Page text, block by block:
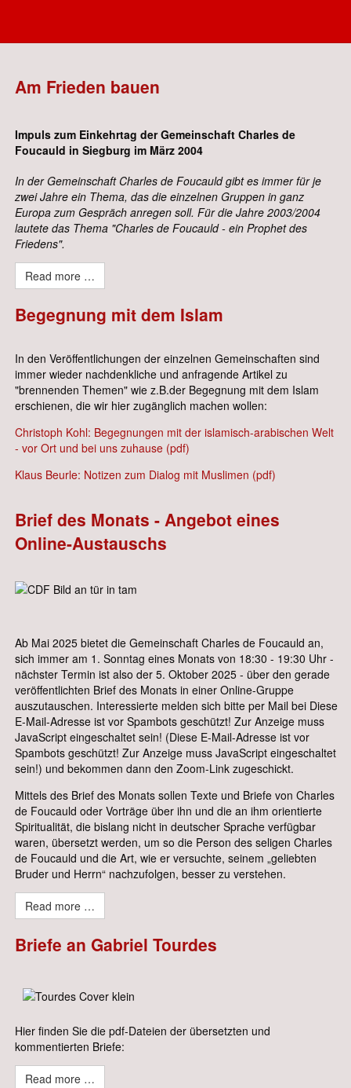
Am Frieden bauen
Impuls zum Einkehrtag der Gemeinschaft Charles de
Foucauld in Siegburg im März 2004
In der Gemeinschaft Charles de Foucauld gibt es immer für je
zwei Jahre ein Thema, das die einzelnen Gruppen in ganz
Europa zum Gespräch anregen soll. Für die Jahre 2003/2004
lautete das Thema "Charles de Foucauld - ein Prophet des
Friedens".
Read more …
Begegnung mit dem Islam
In den Veröffentlichungen der einzelnen Gemeinschaften sind
immer wieder nachdenkliche und anfragende Artikel zu
"brennenden Themen" wie z.B.der Begegnung mit dem Islam
erschienen, die wir hier zugänglich machen wollen:
Christoph Kohl: Begegnungen mit der islamisch-arabischen Welt
- vor Ort und bei uns zuhause (pdf)
Klaus Beurle: Notizen zum Dialog mit Muslimen (pdf)
Brief des Monats - Angebot eines
Online-Austauschs
Ab Mai 2025 bietet die Gemeinschaft Charles de Foucauld an,
sich immer am 1. Sonntag eines Monats von 18:30 - 19:30 Uhr -
nächster Termin ist also der 5. Oktober 2025 - über den gerade
veröffentlichten Brief des Monats in einer Online-Gruppe
auszutauschen. Interessierte melden sich bitte per Mail bei Diese
E-Mail-Adresse ist vor Spambots geschützt! Zur Anzeige muss
JavaScript eingeschaltet sein! (Diese E-Mail-Adresse ist vor
Spambots geschützt! Zur Anzeige muss JavaScript eingeschaltet
sein!) und bekommen dann den Zoom-Link zugeschickt.
Mittels des Brief des Monats sollen Texte und Briefe von Charles
de Foucauld oder Vorträge über ihn und die an ihm orientierte
Spiritualität, die bislang nicht in deutscher Sprache verfügbar
waren, übersetzt werden, um so die Person des seligen Charles
de Foucauld und die Art, wie er versuchte, seinem „geliebten
Bruder und Herrn“ nachzufolgen, besser zu verstehen.
Read more …
Briefe an Gabriel Tourdes
Hier finden Sie die pdf-Dateien der übersetzten und
kommentierten Briefe:
Read more …